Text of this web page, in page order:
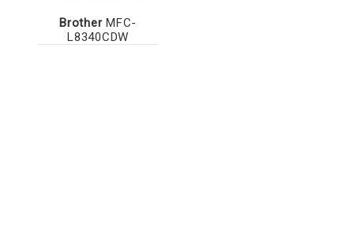
BrotherMFC-
L8340CDW